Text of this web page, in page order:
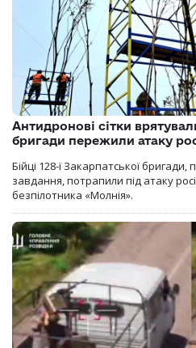
Антидронові сітки
бригади пережили атаку
Бійці 128-ї Закарпатської
завдання, потрапили під атаку
безпілотника «Молнія».